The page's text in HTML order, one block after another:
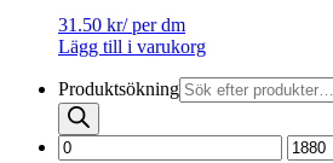
31.50 kr/ per dm
Lägg till i varukorg
Produktsökning